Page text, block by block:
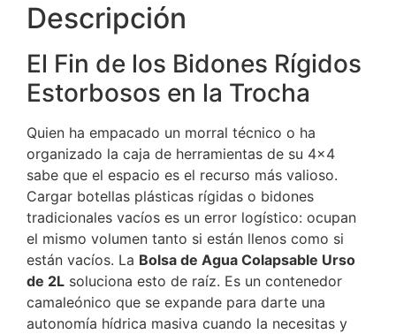
Descripción
El Fin de los Bidones Rígidos
Estorbosos en la Trocha
Quien ha empacado un morral técnico o ha
organizado la caja de herramientas de su 4×4
sabe que el espacio es el recurso más valioso.
Cargar botellas plásticas rígidas o bidones
tradicionales vacíos es un error logístico: ocupan
el mismo volumen tanto si están llenos como si
están vacíos. La Bolsa de Agua Colapsable Urso
de 2L soluciona esto de raíz. Es un contenedor
camaleónico que se expande para darte una
autonomía hídrica masiva cuando la necesitas y